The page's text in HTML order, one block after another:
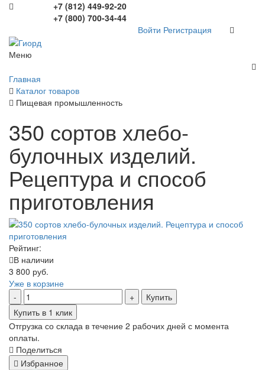
+7 (812) 449-92-20
+7 (800) 700-34-44
Войти Регистрация
Меню
Главная
Каталог товаров
Пищевая промышленность
350 сортов хлебо-
булочных изделий.
Рецептура и способ
приготовления
Рейтинг:
В наличии
3 800 руб.
Уже в корзине
Купить
Купить в 1 клик
Отгрузка со склада в течение 2 рабочих дней с момента
оплаты.
Поделиться
Избранное